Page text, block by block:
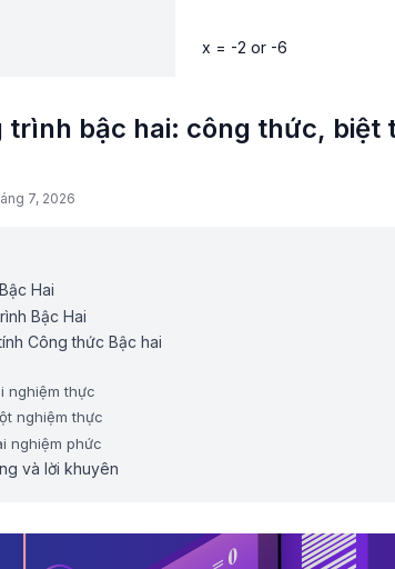
x = -2 or -6
trình bậc hai: công thức, biệt
7, 2026
Hai
Bậc Hai
Công thức Bậc hai
nghiệm thực
nghiệm thực
nghiệm phức
và lời khuyên